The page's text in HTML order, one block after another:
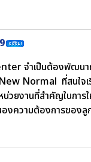
จำเป็นต้องพัฒน
Normal ที่สนใจเ
ยงานที่สำคัญในการ
ความต้องการของลู